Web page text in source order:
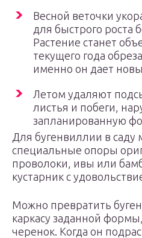
Весной веточки
для быстрого роста
Растение станет
текущего года
именно он дает
Летом удаляют
листья и побеги,
запланированную
Для бугенвиллии в саду
специальные опоры
проволоки, ивы или
кустарник с
Можно превратить
каркасу заданной
черенок. Когда он